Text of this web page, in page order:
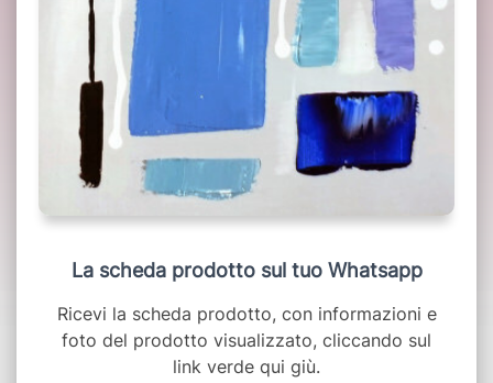
La scheda prodotto sul tuo Whatsapp
Ricevi la scheda prodotto, con informazioni e
foto del prodotto visualizzato, cliccando sul
link verde qui giù.